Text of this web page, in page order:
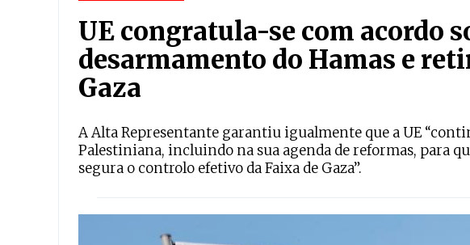
UE congratula-se com acordo
desarmamento do Hamas e
Gaza
A Alta Representante garantiu igualmente que a UE
Palestiniana, incluindo na sua agenda de reformas, para
segura o controlo efetivo da Faixa de Gaza”.